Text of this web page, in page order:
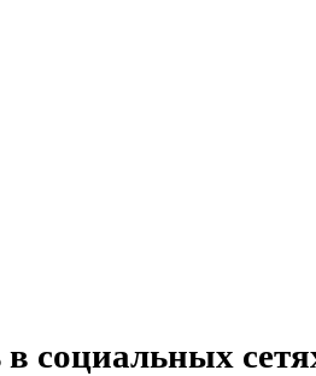
в социальных